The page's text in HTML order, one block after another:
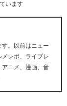
います
。以前はニュー
レポ、ライブレ
ニメ、漫画、音